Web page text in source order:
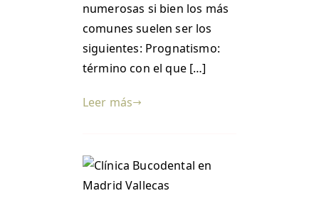
numerosas si bien los más
comunes suelen ser los
siguientes: Prognatismo:
término con el que […]
Leer más